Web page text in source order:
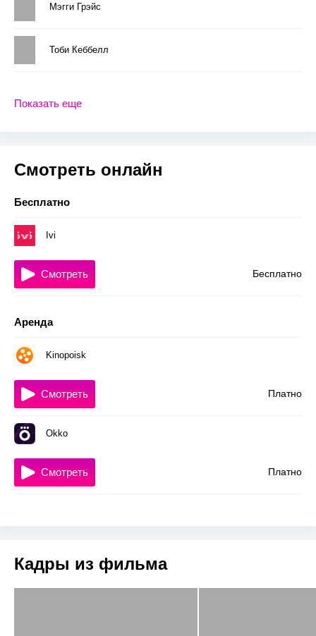
Мэгги Грэйс
Тоби Кеббелл
Показать еще
Смотреть онлайн
Бесплатно
Ivi
Бесплатно
Смотреть
Аренда
Kinopoisk
Платно
Смотреть
Okko
Платно
Смотреть
Кадры из фильма